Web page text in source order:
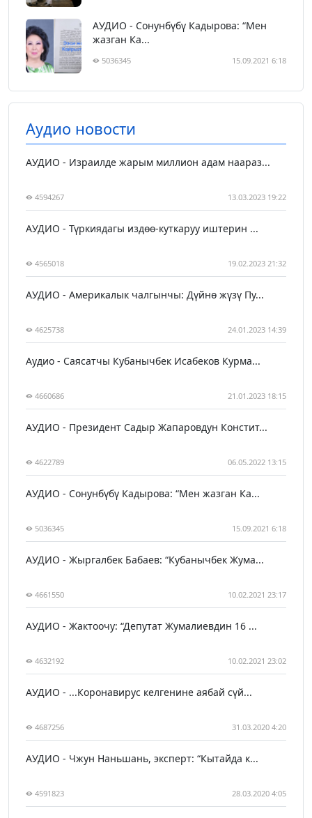
АУДИО - Сонунбүбү Кадырова: “Мен
жазган Ка...
5036345 15.09.2021 6:18
Аудио новости
АУДИО - Израилде жарым миллион адам наараз...
4594267 13.03.2023 19:22
АУДИО - Түркиядагы издөө-куткаруу иштерин ...
4565018 19.02.2023 21:32
АУДИО - Америкалык чалгынчы: Дүйнө жүзү Пу...
4625738 24.01.2023 14:39
Аудио - Саясатчы Кубанычбек Исабеков Курма...
4660686 21.01.2023 18:15
АУДИО - Президент Садыр Жапаровдун Констит...
4622789 06.05.2022 13:15
АУДИО - Сонунбүбү Кадырова: “Мен жазган Ка...
5036345 15.09.2021 6:18
АУДИО - Жыргалбек Бабаев: “Кубанычбек Жума...
4661550 10.02.2021 23:17
АУДИО - Жактоочу: “Депутат Жумалиевдин 16 ...
4632192 10.02.2021 23:02
АУДИО - ...Коронавирус келгенине аябай сүй...
4687256 31.03.2020 4:20
АУДИО - Чжун Наньшань, эксперт: “Кытайда к...
4591823 28.03.2020 4:05